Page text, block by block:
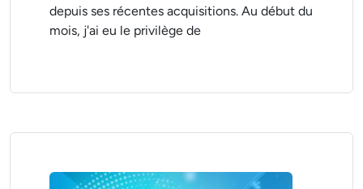
depuis ses récentes acquisitions. Au début du
mois, j'ai eu le privilège de